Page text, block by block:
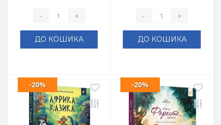
- +
ДО КОШИКА
- +
ДО КОШИКА
-20% -20%